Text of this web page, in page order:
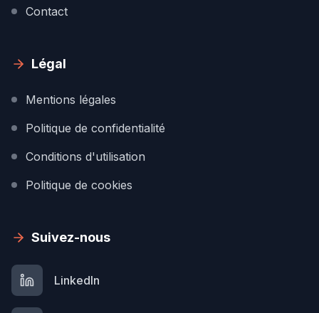
Contact
Légal
Mentions légales
Politique de confidentialité
Conditions d'utilisation
Politique de cookies
Suivez-nous
LinkedIn